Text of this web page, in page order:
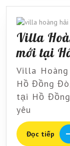
Villa
mới tại
Villa
Hồ Đồng
tại Hồ
yêu
Đọc tiếp